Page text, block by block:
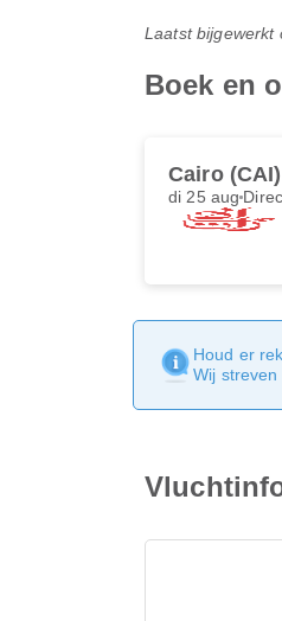
Laatst bijgewerkt
Boek en
Cairo (CAI)
di 25 aug
Houd er
Wij